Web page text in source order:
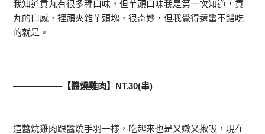
我知道貢丸有很多種口味，但芋頭口味我是第一次知道，貢
丸的口感，裡頭夾雜芋頭塊，很奇妙，但我覺得還蠻不錯吃
的就是。
—————–【醬燒雞肉】NT.30(串)
這醬燒雞肉跟醬燒手羽一樣，吃起來也是又嫩又揪吸，現在